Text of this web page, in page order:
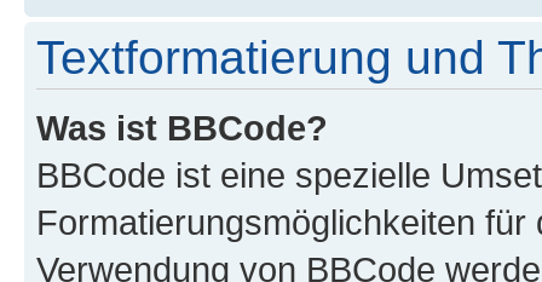
Textformatierung und
Was ist BBCode?
BBCode ist eine spezielle
Formatierungsmöglichkeiten
Verwendung von BBCode